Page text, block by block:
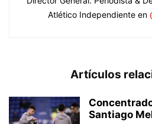
Atlético Independiente en
Artículos
Santiago